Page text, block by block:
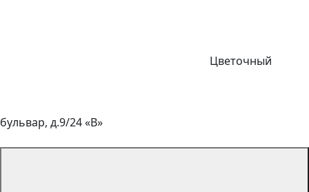
Цветочный
бульвар, д.9/24 «В»